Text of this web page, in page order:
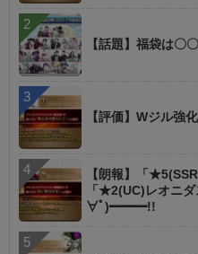
【話題】福袋は〇
【評価】Wジル強
【朗報】「
「★2(UC)レオニ
∀ﾟ)━━━!!